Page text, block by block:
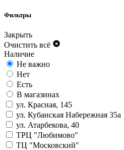
Фильтры
Закрыть
Очистить всё
Наличие
Не важно
Нет
Есть
В магазинах
ул. Красная, 145
ул. Кубанская Набережная 35а
ул. Атарбекова, 40
ТРЦ "Любимово"
ТЦ "Московский"